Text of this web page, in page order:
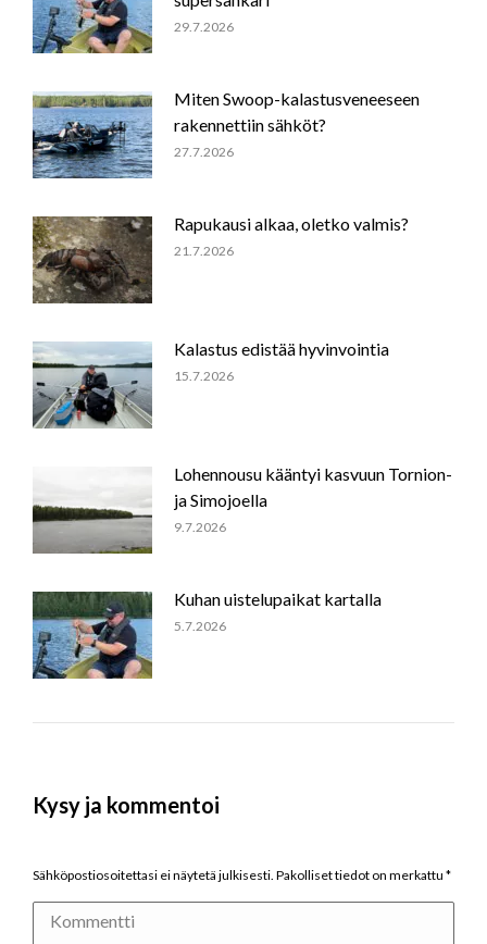
29.7.2026
Miten Swoop-kalastusveneeseen
rakennettiin sähköt?
27.7.2026
Rapukausi alkaa, oletko valmis?
21.7.2026
Kalastus edistää hyvinvointia
15.7.2026
Lohennousu kääntyi kasvuun Tornion-
ja Simojoella
9.7.2026
Kuhan uistelupaikat kartalla
5.7.2026
Kysy ja kommentoi
Sähköpostiosoitettasi ei näytetä julkisesti. Pakolliset tiedot on merkattu *
Kommentti